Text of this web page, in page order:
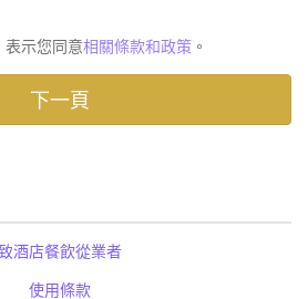
表示您同意相關條款和政策 。
酒店餐飲從業者
使用條款